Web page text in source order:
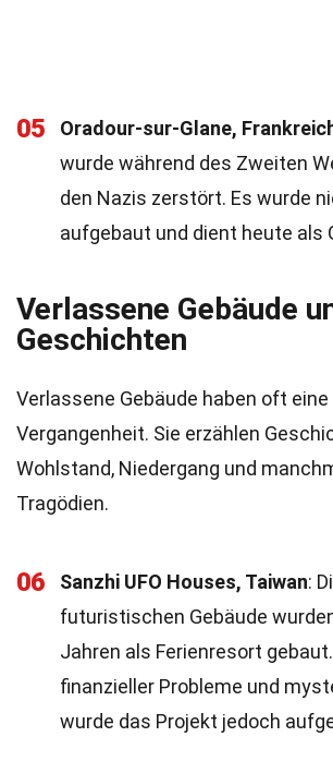
05 Oradour-sur-Glane,
wurde während des Zweiten
den Nazis zerstört. Es wurde
aufgebaut und dient heute als
Verlassene Gebäude
Geschichten
Verlassene Gebäude haben oft
Vergangenheit. Sie erzählen
Wohlstand, Niedergang und
Tragödien.
06 Sanzhi UFO Houses, Taiwan:
futuristischen Gebäude
Jahren als Ferienresort
finanzieller Probleme und
wurde das Projekt jedoch